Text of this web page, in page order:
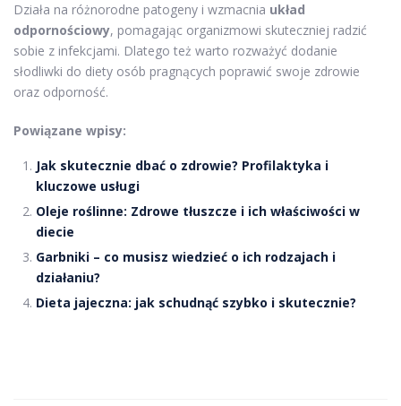
Działa na różnorodne patogeny i wzmacnia układ
odpornościowy, pomagając organizmowi skuteczniej radzić
sobie z infekcjami. Dlatego też warto rozważyć dodanie
słodliwki do diety osób pragnących poprawić swoje zdrowie
oraz odporność.
Powiązane wpisy:
Jak skutecznie dbać o zdrowie? Profilaktyka i
kluczowe usługi
Oleje roślinne: Zdrowe tłuszcze i ich właściwości w
diecie
Garbniki – co musisz wiedzieć o ich rodzajach i
działaniu?
Dieta jajeczna: jak schudnąć szybko i skutecznie?